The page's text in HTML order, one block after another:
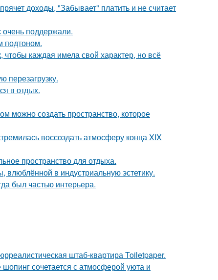
доходы, "Забывает" платить и не считает
поддержали.
подтоном.
каждая имела свой характер, но всё
перезагрузку.
в отдых.
можно создать пространство, которое
воссоздать атмосферу конца XIX
пространство для отдыха.
в индустриальную эстетику.
был частью интерьера.
штаб-квартира Toiletpaper.
сочетается с атмосферой уюта и